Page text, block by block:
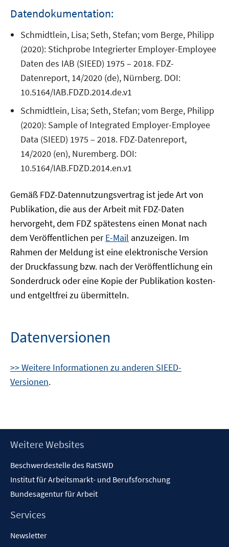
Datendokumentation:
Schmidtlein, Lisa; Seth, Stefan; vom Berge, Philipp
(2020): Stichprobe Integrierter Employer-Employee
Daten des IAB (SIEED) 1975 – 2018. FDZ-
Datenreport, 14/2020 (de), Nürnberg. DOI:
10.5164/IAB.FDZD.2014.de.v1
Schmidtlein, Lisa; Seth, Stefan; vom Berge, Philipp
(2020): Sample of Integrated Employer-Employee
Data (SIEED) 1975 – 2018. FDZ-Datenreport,
14/2020 (en), Nuremberg. DOI:
10.5164/IAB.FDZD.2014.en.v1
Gemäß FDZ-Datennutzungsvertrag ist jede Art von
Publikation, die aus der Arbeit mit FDZ-Daten
hervorgeht, dem FDZ spätestens einen Monat nach
dem Veröffentlichen perE-Mail anzuzeigen. Im
Rahmen der Meldung ist eine elektronische Version
der Druckfassung bzw. nach der Veröffentlichung ein
Sonderdruck oder eine Kopie der Publikation kosten-
und entgeltfrei zu übermitteln.
Datenversionen
>> Weitere Informationen zu anderen SIEED-
Versionen.
Footer
Weitere Websites
Beschwerdestelle des RatSWD
Institut für Arbeitsmarkt- und Berufsforschung
Bundesagentur für Arbeit
Services
Newsletter